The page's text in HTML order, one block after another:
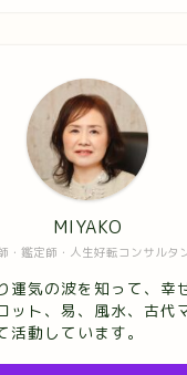
・鑑定師・人生好転コンサルタ
MIYAKO
運気の波を知って、幸
ット、易、風水、古代
活動しています。